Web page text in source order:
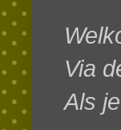
Via
Als